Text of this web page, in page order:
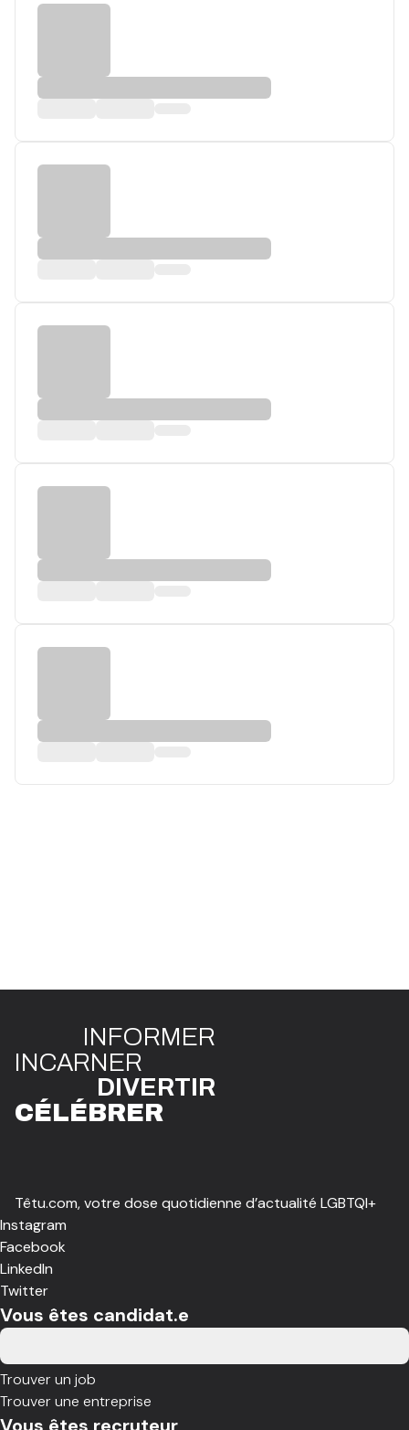
INFORMER
INCARNER
DIVERTIR
CÉLÉBRER
Têtu.com, votre dose quotidienne d’actualité LGBTQI+
Instagram
Facebook
LinkedIn
Twitter
Vous êtes candidat.e
Trouver un job
Trouver une entreprise